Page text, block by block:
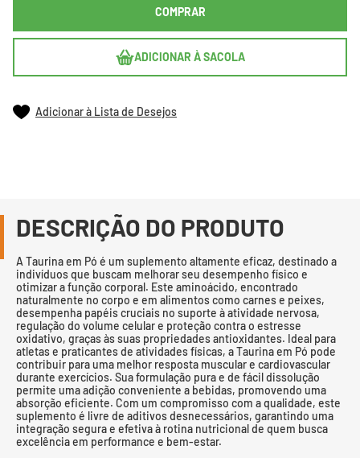
COMPRAR
ADICIONAR À SACOLA
Adicionar à Lista de Desejos
DESCRIÇÃO DO PRODUTO
A Taurina em Pó é um suplemento altamente eficaz, destinado a
indivíduos que buscam melhorar seu desempenho físico e
otimizar a função corporal. Este aminoácido, encontrado
naturalmente no corpo e em alimentos como carnes e peixes,
desempenha papéis cruciais no suporte à atividade nervosa,
regulação do volume celular e proteção contra o estresse
oxidativo, graças às suas propriedades antioxidantes. Ideal para
atletas e praticantes de atividades físicas, a Taurina em Pó pode
contribuir para uma melhor resposta muscular e cardiovascular
durante exercícios. Sua formulação pura e de fácil dissolução
permite uma adição conveniente a bebidas, promovendo uma
absorção eficiente. Com um compromisso com a qualidade, este
suplemento é livre de aditivos desnecessários, garantindo uma
integração segura e efetiva à rotina nutricional de quem busca
excelência em performance e bem-estar.